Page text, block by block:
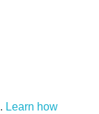
Learn how